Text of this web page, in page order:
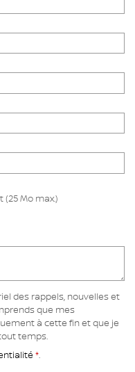
(25 Mo max.)
des rappels, nouvelles et
que mes
à cette fin et que je
temps.
*.